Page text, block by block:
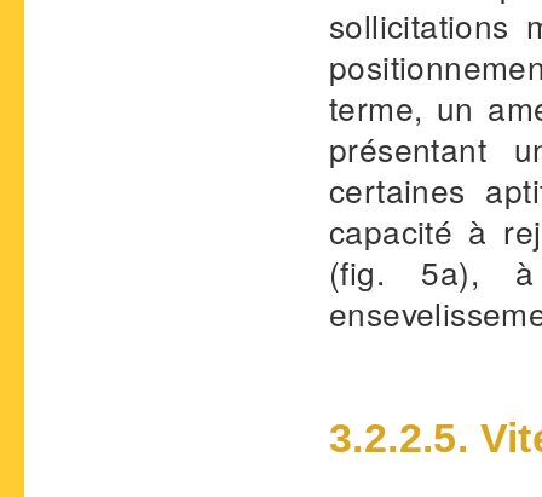
sollicitations
terme, un
présentant
certaines
capacité à
(fig. 5a),
3.2.2.5.